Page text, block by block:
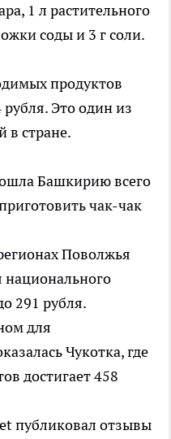
1 л растительного
соды и 3 г соли.
продуктов
Это один из
в стране.
Башкирию всего
чак-чак
Поволжья
национального
291 рубля.
для
Чукотка, где
достигает 458
публиковал отзывы